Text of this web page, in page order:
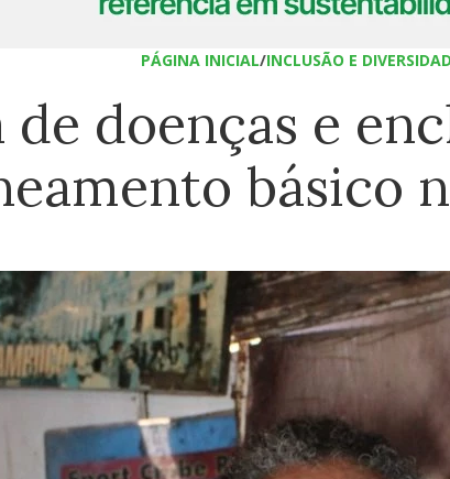
PÁGINA INICIAL/INCLUSÃO E
doenças e
básico